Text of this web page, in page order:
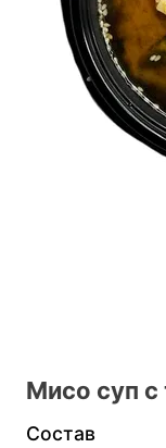
Мисо суп с
Состав